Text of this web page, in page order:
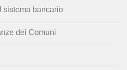
sistema bancario
dei Comuni